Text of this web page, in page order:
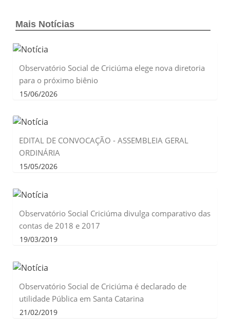
Mais Notícias
Observatório Social de Criciúma elege nova diretoria
para o próximo biênio
15/06/2026
EDITAL DE CONVOCAÇÃO - ASSEMBLEIA GERAL
ORDINÁRIA
15/05/2026
Observatório Social Criciúma divulga comparativo das
contas de 2018 e 2017
19/03/2019
Observatório Social de Criciúma é declarado de
utilidade Pública em Santa Catarina
21/02/2019